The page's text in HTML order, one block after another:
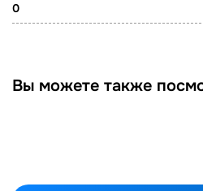
0
Вы можете также